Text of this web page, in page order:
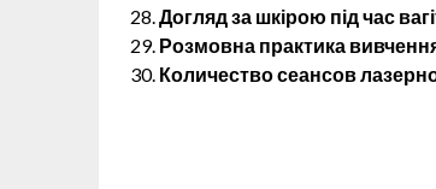
Догляд за шкірою під час
Розмовна практика
Количество сеансов